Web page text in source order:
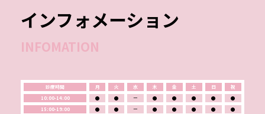
インフォメーション
INFOMATION
診療時間 月 火 水 木 金 土 日
祝
10:00-14:00
● ● ー ● ● ● ●
●
15:00-19:00
● ● ー ● ● ● ● ●